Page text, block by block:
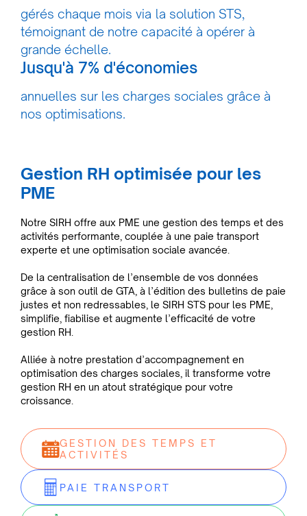
gérés chaque mois via la solution STS,
témoignant de notre capacité à opérer à
grande échelle.
Jusqu'à 7% d'économies
annuelles sur les charges sociales grâce à
nos optimisations.
Gestion RH optimisée pour les
PME
Notre SIRH offre aux PME une gestion des temps et des
activités performante, couplée à une paie transport
experte et une optimisation sociale avancée.
De la centralisation de l’ensemble de vos données
grâce à son outil de GTA, à l’édition des bulletins de paie
justes et non redressables, le SIRH STS pour les PME,
simplifie, fiabilise et augmente l’efficacité de votre
gestion RH.
Alliée à notre prestation d’accompagnement en
optimisation des charges sociales, il transforme votre
gestion RH en un atout stratégique pour votre
croissance.
GESTION DES TEMPS ET
ACTIVITÉS
PAIE TRANSPORT